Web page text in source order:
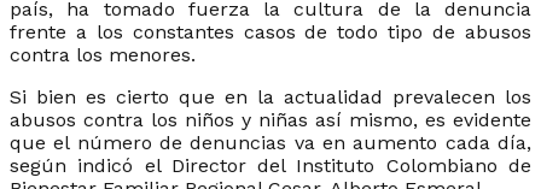
país, ha tomado fuerza la cultura de la denuncia
frente a los constantes casos de todo tipo de abusos
contra los menores.
Si bien es cierto que en la actualidad prevalecen los
abusos contra los niños y niñas así mismo, es evidente
que el número de denuncias va en aumento cada día,
según indicó el Director del Instituto Colombiano de